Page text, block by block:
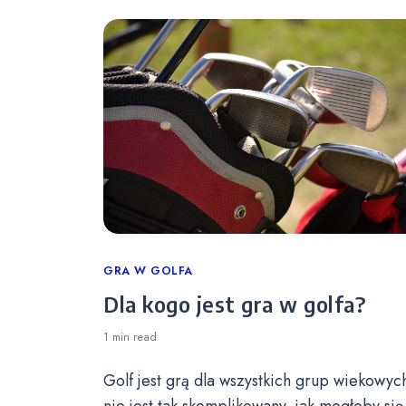
Categories
GRA W GOLFA
Dla kogo jest gra w golfa?
1 min read
Golf jest grą dla wszystkich grup